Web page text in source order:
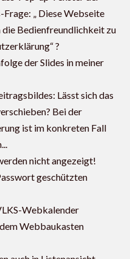
„ Diese Webseite
Bedienfreundlichkeit zu
?
der Slides in meiner
Lässt sich das
Bei der
ist im konkreten Fall
nicht angezeigt!
geschützten
Webkalender
Webbaukasten